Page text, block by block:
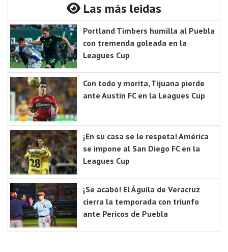
Las más leidas
Portland Timbers humilla al Puebla
con tremenda goleada en la
Leagues Cup
Con todo y morita, Tijuana pierde
ante Austin FC en la Leagues Cup
¡En su casa se le respeta! América
se impone al San Diego FC en la
Leagues Cup
¡Se acabó! El Águila de Veracruz
cierra la temporada con triunfo
ante Pericos de Puebla